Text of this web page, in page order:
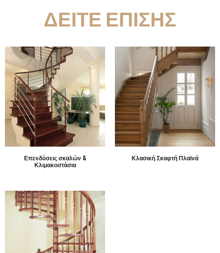
ΔΕΙΤΕ ΕΠΙΣΗΣ
Επενδύσεις σκαλών &
Κλιμακοστάσια
Κλασική Σκαφτή Πλαϊνά